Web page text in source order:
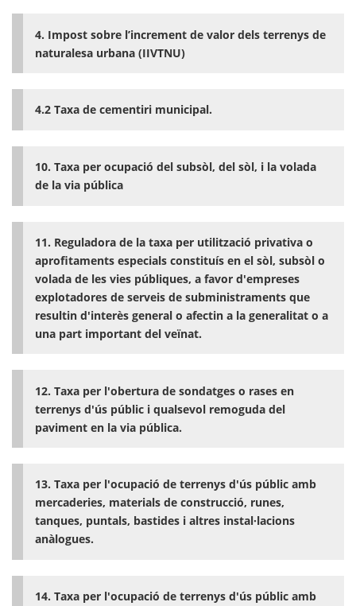
4. Impost sobre l’increment de valor dels terrenys de
naturalesa urbana (IIVTNU)
4.2 Taxa de cementiri municipal.
10. Taxa per ocupació del subsòl, del sòl, i la volada
de la via pública
11. Reguladora de la taxa per utilització privativa o
aprofitaments especials constituís en el sòl, subsòl o
volada de les vies públiques, a favor d'empreses
explotadores de serveis de subministraments que
resultin d'interès general o afectin a la generalitat o a
una part important del veïnat.
12. Taxa per l'obertura de sondatges o rases en
terrenys d'ús públic i qualsevol remoguda del
paviment en la via pública.
13. Taxa per l'ocupació de terrenys d'ús públic amb
mercaderies, materials de construcció, runes,
tanques, puntals, bastides i altres instal·lacions
anàlogues.
14. Taxa per l'ocupació de terrenys d'ús públic amb